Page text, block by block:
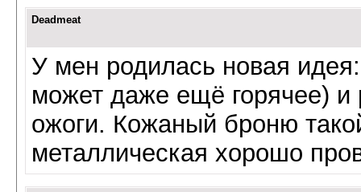
Deadmeat
У мен родилась новая идея:
может даже ещё горячее)
ожоги. Кожаный броню
металлическая хорошо